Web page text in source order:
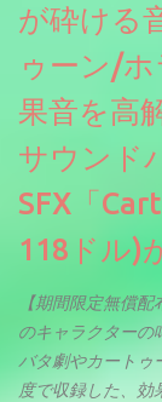
が砕ける
ゥーン/
果音を高
サウンド
SFX「
118ドル)
【期間限定無償
のキャラクター
バタ劇やカートゥ
度で収録した、効